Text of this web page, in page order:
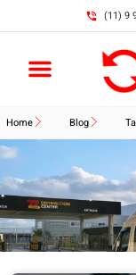
(11) 9
Home Blog